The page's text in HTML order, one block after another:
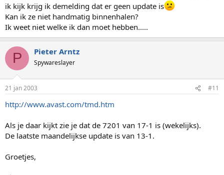
ik kijk krijg ik demelding dat er geen update is
Kan ik ze niet handmatig binnenhalen?
Ik weet niet welke ik dan moet hebben.....
P Pieter Arntz
Spywareslayer
21 jan 2003 #11
http://www.avast.com/tmd.htm
Als je daar kijkt zie je dat de 7201 van 17-1 is (wekelijks).
De laatste maandelijkse update is van 13-1.
Groetjes,